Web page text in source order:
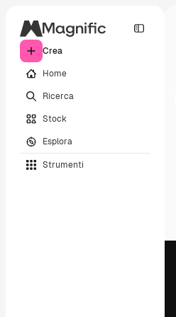
Crea
Home
Ricerca
Stock
Esplora
Strumenti